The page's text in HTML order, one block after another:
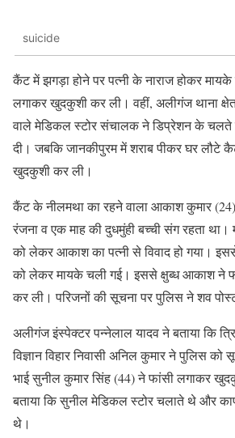
suicide
कैंट में झगड़ा होने पर पत्नी के नाराज होकर मायके
लगाकर खुदकुशी कर ली। वहीं, अलीगंज थाना
वाले मेडिकल स्टोर संचालक ने डिप्रेशन के चलते
दी। जबकि जानकीपुरम में शराब पीकर घर लौटे
खुदकुशी कर ली।
कैंट के नीलमथा का रहने वाला आकाश कुमार (24)
रंजना व एक माह की दुधमुंही बच्ची संग रहता था।
को लेकर आकाश का पत्नी से विवाद हो गया।
को लेकर मायके चली गई। इससे क्षुब्ध आकाश ने
कर ली। परिजनों की सूचना पर पुलिस ने शव
अलीगंज इंस्पेक्टर पन्नेलाल यादव ने बताया कि
विज्ञान विहार निवासी अनिल कुमार ने पुलिस
भाई सुनील कुमार सिंह (44) ने फांसी लगाकर
बताया कि सुनील मेडिकल स्टोर चलाते थे और
थे।